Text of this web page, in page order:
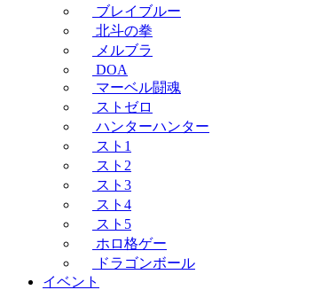
ブレイブルー
北斗の拳
メルブラ
DOA
マーベル闘魂
ストゼロ
ハンターハンター
スト1
スト2
スト3
スト4
スト5
ホロ格ゲー
ドラゴンボール
イベント